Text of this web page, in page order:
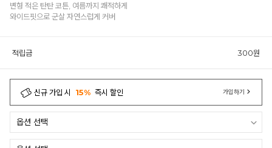
변형 적은 탄탄 코튼, 여름까지 쾌적하게
와이드핏으로 군살 자연스럽게 커버
적립금 300원
신규 가입 시 15% 즉시 할인 가입하기